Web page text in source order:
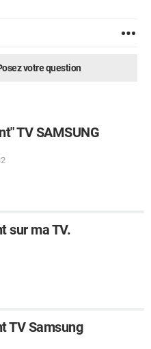
votre question
TV SAMSUNG
sur ma TV.
TV Samsung